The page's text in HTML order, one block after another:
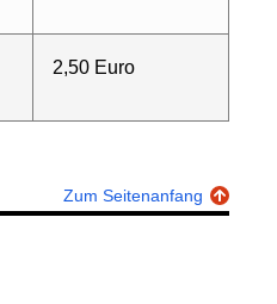
2,50 Euro
Zum Seitenanfang